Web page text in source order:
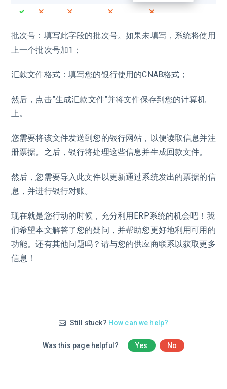
批次号：填写此字段的批次号。如果未填写，系统将使用
上一个批次号加1；
汇款文件格式：填写您的银行使用的CNAB格式；
然后，点击”生成汇款文件”并将文件保存到您的计算机
上。
您需要将该文件发送到您的银行网站，以便读取信息并注
册票据。之后，银行将处理这些信息并生成回款文件。
然后，您需要导入此文件以更新通过系统发出的票据的信
息，并进行银行对账。
现在就是您行动的时候，充分利用ERP系统的机会吧！我
们希望本文解答了您的疑问，并帮助您更好地利用可用的
功能。还有其他问题吗？请与您的供应商联系以获取更多
信息！
Still stuck? How can we help?
Was this page helpful? Yes No